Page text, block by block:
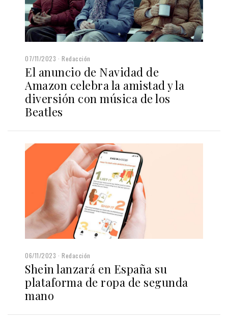
07/11/2023 Redacción
El anuncio de Navidad de
Amazon celebra la amistad y la
diversión con música de los
Beatles
06/11/2023 Redacción
Shein lanzará en España su
plataforma de ropa de segunda
mano